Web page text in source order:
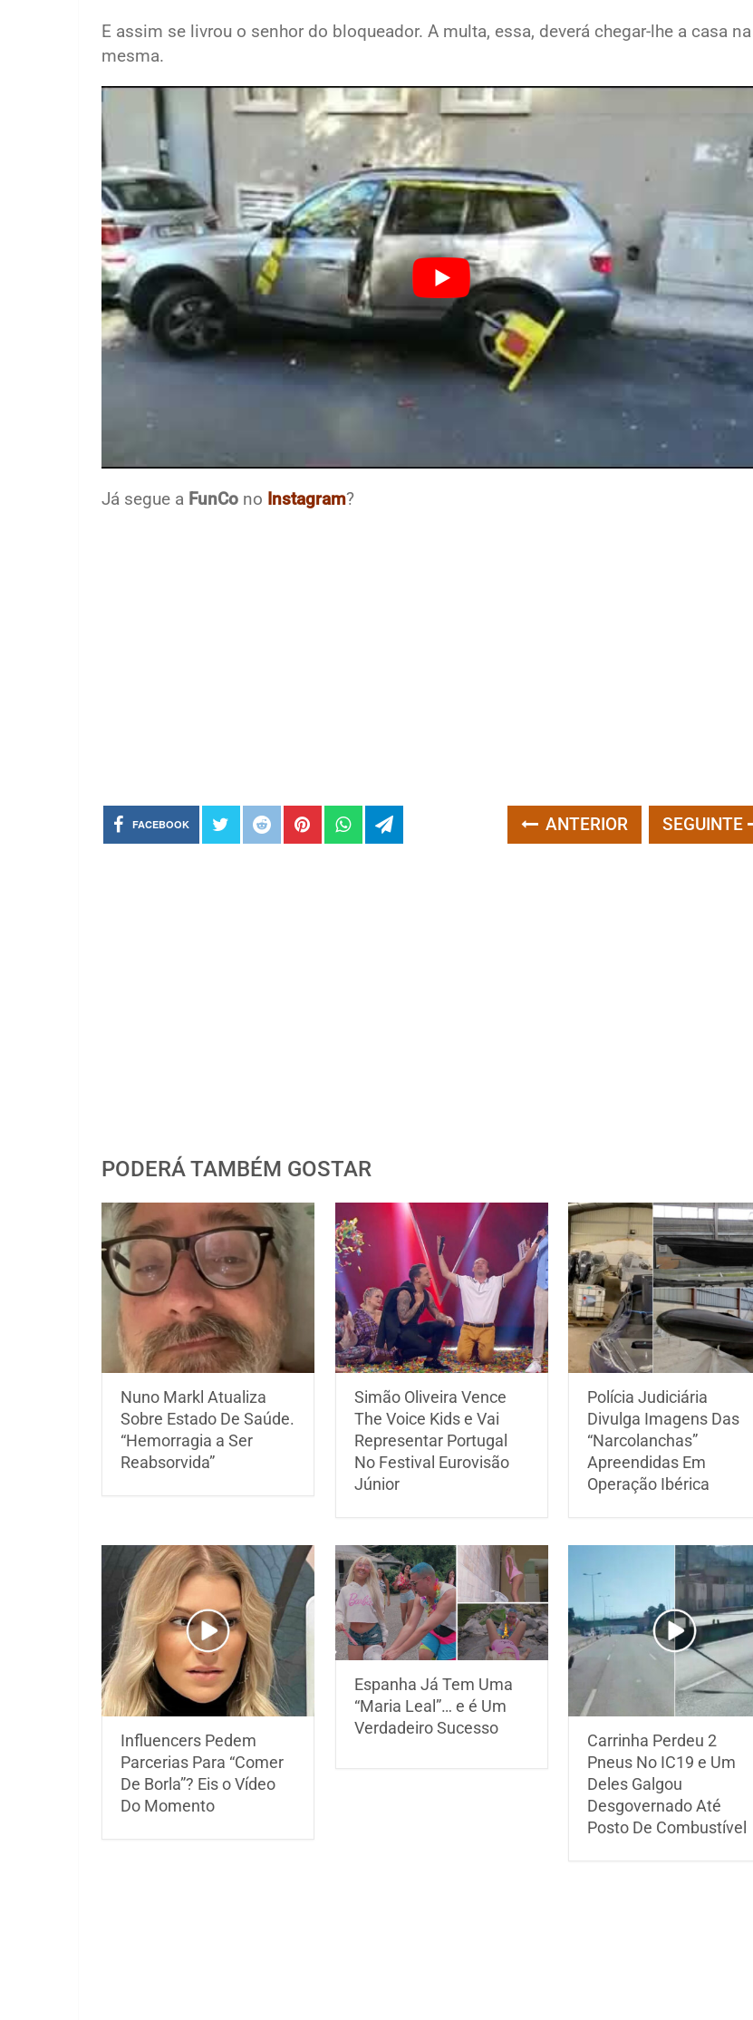
E assim se livrou o senhor do bloqueador. A multa, essa, deverá chegar-lhe a casa na
mesma.
Já segue a FunCo no Instagram?
FACEBOOK ANTERIOR SEGUINTE
PODERÁ TAMBÉM GOSTAR
Nuno Markl Atualiza
Sobre Estado De Saúde.
“Hemorragia a Ser
Reabsorvida”
Simão Oliveira Vence
The Voice Kids e Vai
Representar Portugal
No Festival Eurovisão
Júnior
Polícia Judiciária
Divulga Imagens Das
“Narcolanchas”
Apreendidas Em
Operação Ibérica
Influencers Pedem
Parcerias Para “Comer
De Borla”? Eis o Vídeo
Do Momento
Espanha Já Tem Uma
“Maria Leal”… e é Um
Verdadeiro Sucesso
Carrinha Perdeu 2
Pneus No IC19 e Um
Deles Galgou
Desgovernado Até
Posto De Combustível